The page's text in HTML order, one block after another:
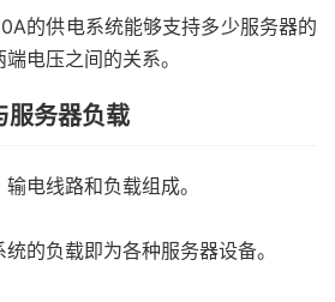
的供电系统能够支持多少服务器的
电压之间的关系。
服务器负载
电线路和负载组成。
的负载即为各种服务器设备。